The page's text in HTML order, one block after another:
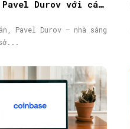
Pavel Durov với cáo
quốc tế
Pavel Durov – nhà sáng